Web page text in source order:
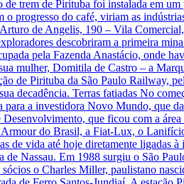
trem de Pirituba foi instalada em
progresso do café, viriam as
de Angelis, 190 – Vila
descobriram a primeira
pela Fazenda Anastácio, onde
mulher, Domitila de Castro – a
de Pirituba da São Paulo Railway,
decadência. Terras fatiadas No
a investidora Novo Mundo, que
que ficou com a
Armour do Brasil, a Fiat-Lux, o
de vida até hoje diretamente ligadas
de Nassau. Em 1988 surgiu o São
o Charles Miller, paulistano